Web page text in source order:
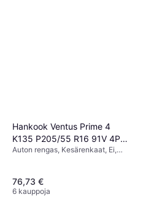
Hankook Ventus Prime 4
K135 P205/55 R16 91V 4PR
SBL
Auton rengas, Kesärenkaat, Ei,
76,73 €
6 kauppoja